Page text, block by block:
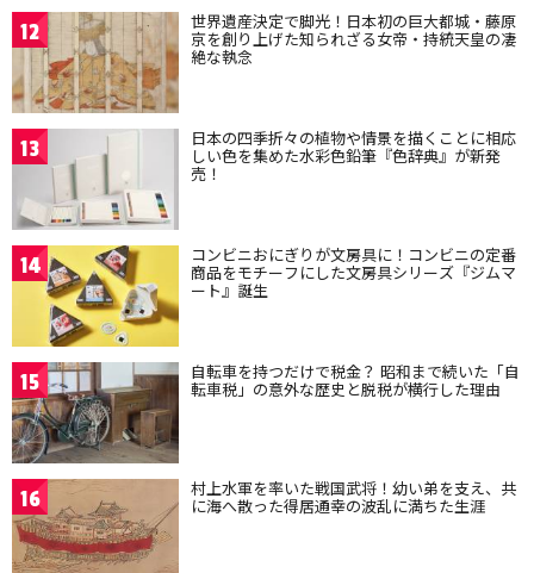
12 世界遺産決定で脚光！日本初の巨大都城・藤原
京を創り上げた知られざる女帝・持統天皇の凄
絶な執念
13 日本の四季折々の植物や情景を描くことに相応
しい色を集めた水彩色鉛筆『色辞典』が新発
売！
14 コンビニおにぎりが文房具に！コンビニの定番
商品をモチーフにした文房具シリーズ『ジムマ
ート』誕生
15 自転車を持つだけで税金？ 昭和まで続いた「自
転車税」の意外な歴史と脱税が横行した理由
16 村上水軍を率いた戦国武将！幼い弟を支え、共
に海へ散った得居通幸の波乱に満ちた生涯